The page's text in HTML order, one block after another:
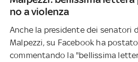
no a violenza
Anche la presidente dei senatori
Malpezzi, su Facebook ha
commentando la "bellissima